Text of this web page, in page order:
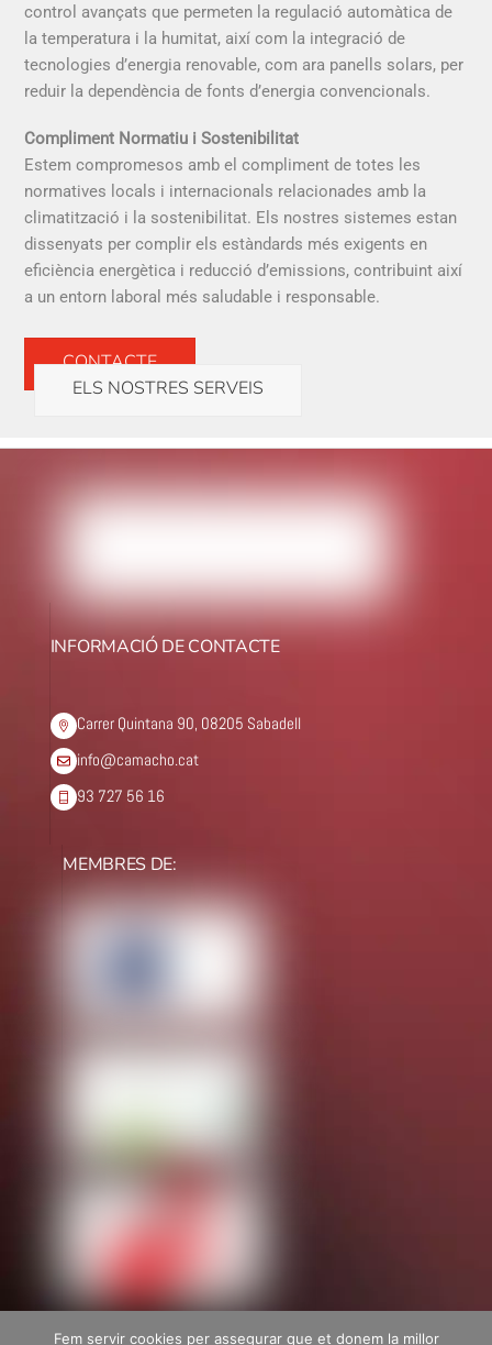
control avançats que permeten la regulació automàtica de
la temperatura i la humitat, així com la integració de
tecnologies d’energia renovable, com ara panells solars, per
reduir la dependència de fonts d’energia convencionals.
Compliment Normatiu i Sostenibilitat
Estem compromesos amb el compliment de totes les
normatives locals i internacionals relacionades amb la
climatització i la sostenibilitat. Els nostres sistemes estan
dissenyats per complir els estàndards més exigents en
eficiència energètica i reducció d’emissions, contribuint així
a un entorn laboral més saludable i responsable.
CONTACTE
ELS NOSTRES SERVEIS
INFORMACIÓ DE CONTACTE
Carrer Quintana 90, 08205 Sabadell
info@camacho.cat
93 727 56 16
MEMBRES DE:
Fem servir cookies per assegurar que et donem la millor